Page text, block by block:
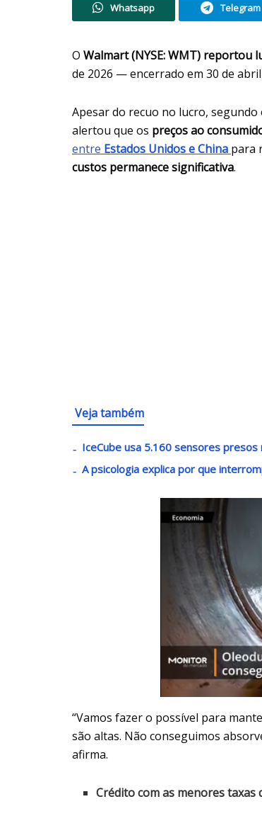
Whatsapp Telegram
O Walmart (NYSE: WMT) reportou
de 2026 — encerrado em 30 de
Apesar do recuo no lucro, segundo
alertou que os preços ao
entre Estados Unidos e China para
custos permanece significativa.
Veja também
IceCube usa 5.160 sensores
A psicologia explica por que
“Vamos fazer o possível para
são altas. Não conseguimos
afirma.
Crédito com as menores taxas